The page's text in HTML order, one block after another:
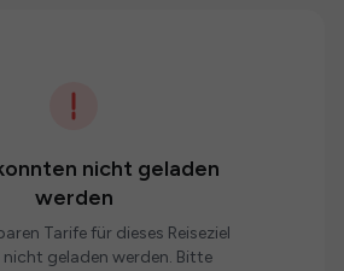
nicht geladen
werden
Tarife für dieses Reiseziel
geladen werden. Bitte